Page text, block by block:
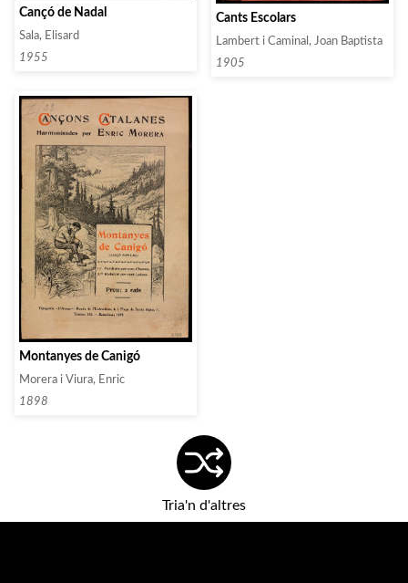
Cançó de Nadal
Sala, Elisard
1955
Cants Escolars
Lambert i Caminal, Joan Baptista
1905
Montanyes de Canigó
Morera i Viura, Enric
1898
Tria'n d'altres